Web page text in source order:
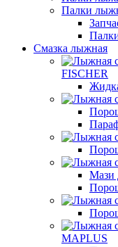
Палки
Смазка лыжная
FISCHER
Мази
MAPLUS